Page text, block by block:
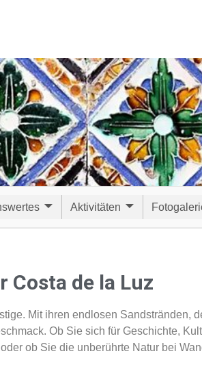
Aktivitäten
Costa de la Luz
Mit ihren endlosen Sandstränden,
Ob Sie sich für Geschichte,
ob Sie die unberührte Natur bei